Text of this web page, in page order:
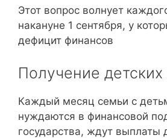
Этот вопрос волнует
накануне 1 сентября, у
дефицит финансов
Получение
Каждый месяц семьи с
нуждаются в финансовой
государства, ждут выплаты